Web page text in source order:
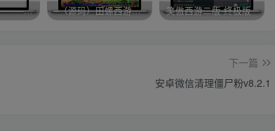
梦幻工具箱————-免费 –（源码）田螺西游9.0 假人摆摊18门派飞升渡劫化圣助战最新BB谛听…. 笑傲西游二版-终极版
下一篇
安卓微信清理僵尸粉v8.2.1